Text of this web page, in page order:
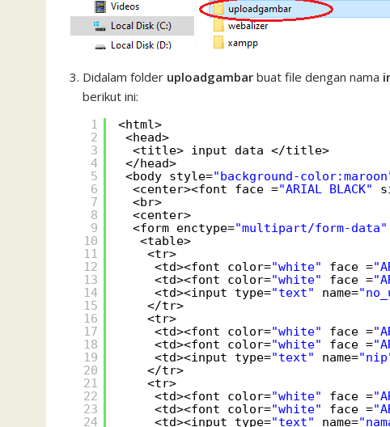
Didalam folder uploadgambar buat file dengan nama
berikut ini:
1
2
3
4
5
6
7
8
9
10
11
12
13
14
15
16
17
18
19
20
21
22
23
24
<html>
<head>
<title> input data </title>
</head>
<body style="background-
<center><font face ="ARIAL BLACK"
<br>
<center>
<form enctype="multipart/form-data"
<table>
<tr>
<td><font color="white" face =
<td><font color="white" face =
<td><input type="text" name=
</tr>
<tr>
<td><font color="white" face =
<td><font color="white" face =
<td><input type="text" name=
</tr>
<tr>
<td><font color="white" face =
<td><font color="white" face =
<td><input type="text" name=